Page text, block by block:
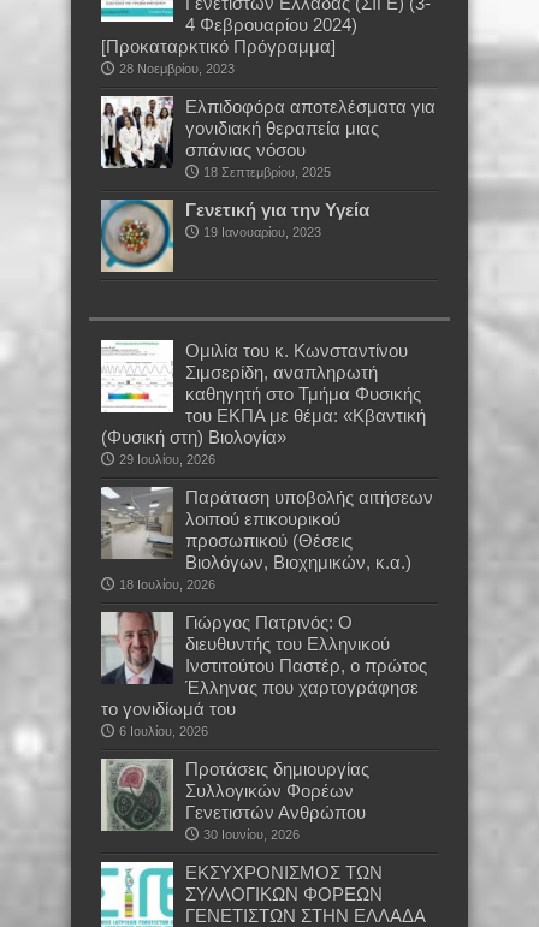
4 Φεβρουαρίου 2024)
[Προκαταρκτικό Πρόγραμμα]
28 Νοεμβρίου, 2023
Ελπιδοφόρα αποτελέσματα για
γονιδιακή θεραπεία μιας
σπάνιας νόσου
18 Σεπτεμβρίου, 2025
Γενετική για την Υγεία
19 Ιανουαρίου, 2023
Oμιλία του κ. Κωνσταντίνου
Σιμσερίδη, αναπληρωτή
καθηγητή στο Τμήμα Φυσικής
του ΕΚΠΑ με θέμα: «Κβαντική
(Φυσική στη) Βιολογία»
29 Ιουλίου, 2026
Παράταση υποβολής αιτήσεων
λοιπού επικουρικού
προσωπικού (Θέσεις
Βιολόγων, Βιοχημικών, κ.α.)
18 Ιουλίου, 2026
Γιώργος Πατρινός: Ο
διευθυντής του Ελληνικού
Ινστιτούτου Παστέρ, ο πρώτος
Έλληνας που χαρτογράφησε
το γονιδίωμά του
6 Ιουλίου, 2026
Προτάσεις δημιουργίας
Συλλογικών Φορέων
Γενετιστών Ανθρώπου
30 Ιουνίου, 2026
EKΣΥΧΡΟΝΙΣΜΟΣ ΤΩΝ
ΣΥΛΛΟΓΙΚΩΝ ΦΟΡΕΩΝ
ΓΕΝΕΤΙΣΤΩΝ ΣΤΗΝ ΕΛΛΑΔΑ